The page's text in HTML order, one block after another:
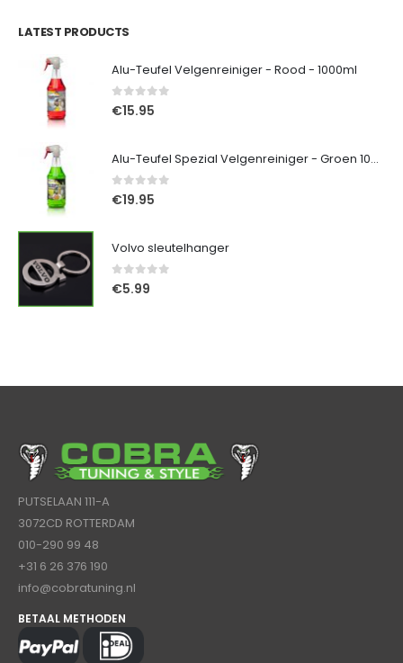
LATEST PRODUCTS
Alu-Teufel Velgenreiniger - Rood - 1000ml
0out of 5
€15.95
Alu-Teufel Spezial Velgenreiniger - Groen 1000ml
0out of 5
€19.95
Volvo sleutelhanger
0out of 5
€5.99
PUTSELAAN 111-A
3072CD ROTTERDAM
010-290 99 48
+31 6 26 376 190
info@cobratuning.nl
BETAAL METHODEN